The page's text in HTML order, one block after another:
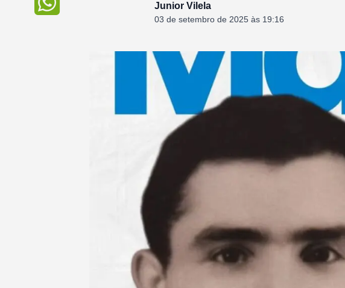
Junior Vilela
03 de setembro de 2025 às 19:16